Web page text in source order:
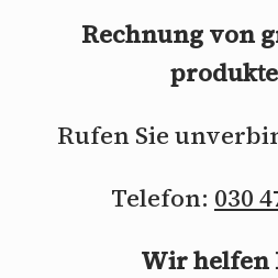
Rechnung von
Rufen Sie
Telefon: 030
Wir helfen